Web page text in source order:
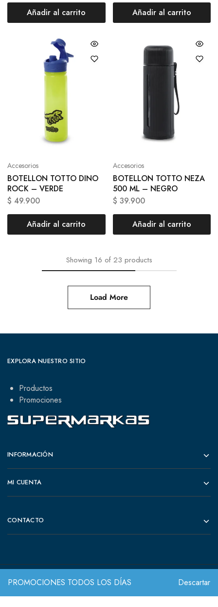
PROMOCIONES TODOS LOS DÍAS Descartar
Añadir al carrito Añadir al carrito
Accesorios
BOTELLON TOTTO DINO
ROCK – VERDE
$ 49.900
Añadir al carrito
Accesorios
BOTELLON TOTTO NEZA
500 ML – NEGRO
$ 39.900
Añadir al carrito
Showing 16 of 23 products
Load More
EXPLORA NUESTRO SITIO
Productos
Promociones
INFORMACIÓN
MI CUENTA
CONTACTO
© 2022 Todos los derechos reservados.